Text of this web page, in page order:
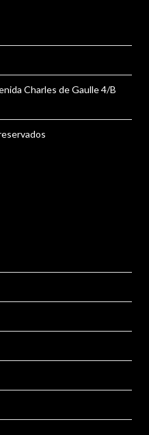
Charles de Gaulle 4/B